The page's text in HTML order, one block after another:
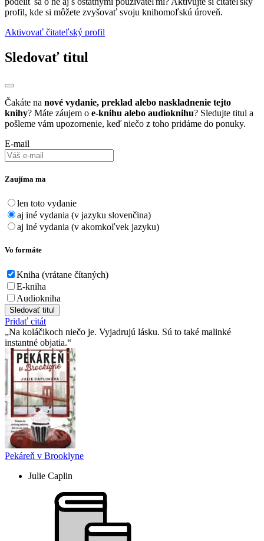
profil, kde si môžete zvyšovať svoju knihomoľskú úroveň.
Aktivovať čitateľský profil
Sledovať titul
Čakáte na nové vydanie, preklad alebo naskladnenie tejto
knihy? Máte záujem o e-knihu alebo audioknihu? Sledujte titul a
pošleme vám upozornenie, keď niečo z toho pridáme do ponuky.
E-mail
Zaujíma ma
len toto vydanie
aj iné vydania (v jazyku slovenčina)
aj iné vydania (v akomkoľvek jazyku)
Vo formáte
Kniha (vrátane čítaných)
E-kniha
Audiokniha
Sledovať titul
Pridať citát
Na koláčikoch niečo je. Vyjadrujú lásku. Sú to také malinké
instantné objatia.
Pekáreň v Brooklyne
Julie Caplin